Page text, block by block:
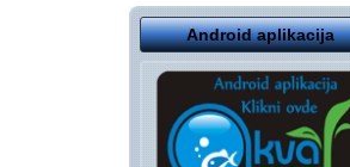
Android aplikacija